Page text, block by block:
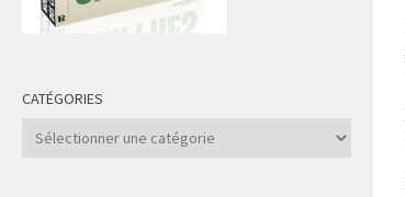
CATÉGORIES
Catégories